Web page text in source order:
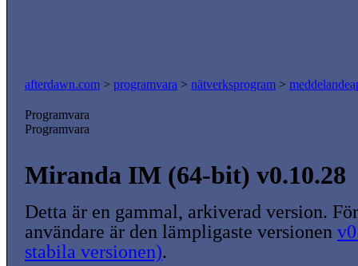
afterdawn.com > programvara > nätverksprogram >
Programvara
Programvara
Miranda IM (64-bit) v0.10.28
Detta är en gammal, arkiverad version.
användare är den lämpligaste versionen
stabila versionen).